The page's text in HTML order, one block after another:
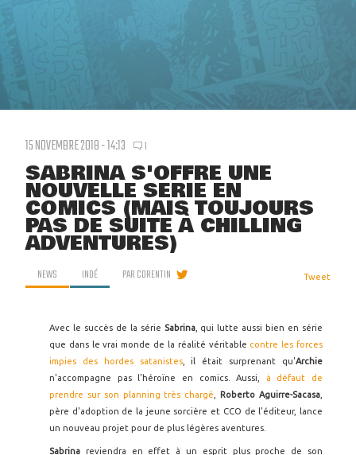
15 NOVEMBRE 2018 - 14:13 1
SABRINA S'OFFRE UNE
NOUVELLE SÉRIE EN
COMICS (MAIS TOUJOURS
PAS DE SUITE À CHILLING
ADVENTURES)
NEWS INDÉ PARCORENTIN Tweet
Avec le succès de la série Sabrina, qui lutte aussi bien en série
que dans le vrai monde de la réalité véritable contre les forces
impies des hordes satanistes, il était surprenant qu'Archie
n'accompagne pas l'héroïne en comics. Aussi,
à défaut de
prendre sur son planning très chargé
Roberto Aguirre-Sacasa
père d'adoption de la jeune sorcière et CCO de l'éditeur, lance
un nouveau projet pour de plus légères aventures.
Sabrina reviendra en effet à un esprit plus proche de son